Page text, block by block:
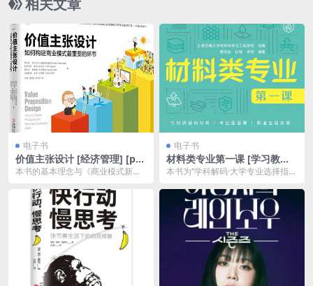
相关文章
电子书
价值主张设计 [ 经济管理] [pdf
+全格式]夸克网盘下载
本书的基本理念与《商业模式新生
计最核心的部分——价...
电子书
材料类专业第一课 [ 学习教育]
[pdf+全格式]
本书为“学科解码·大学专业选择指
中学生及其家长介...